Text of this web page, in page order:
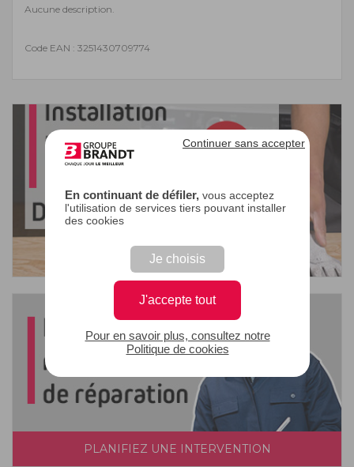
En continuant de défiler,vous acceptez
l'utilisation de services tiers pouvant installer
des cookies
Je choisis
J'accepte tout
Continuer sans accepter
Pour en savoir plus, consultez notre
Politique de cookies
Aucune description.
Code EAN : 3251430709774
PLANIFIEZ UNE INTERVENTION